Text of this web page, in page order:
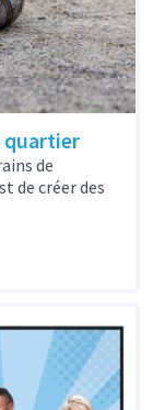
quartier
de
de créer des